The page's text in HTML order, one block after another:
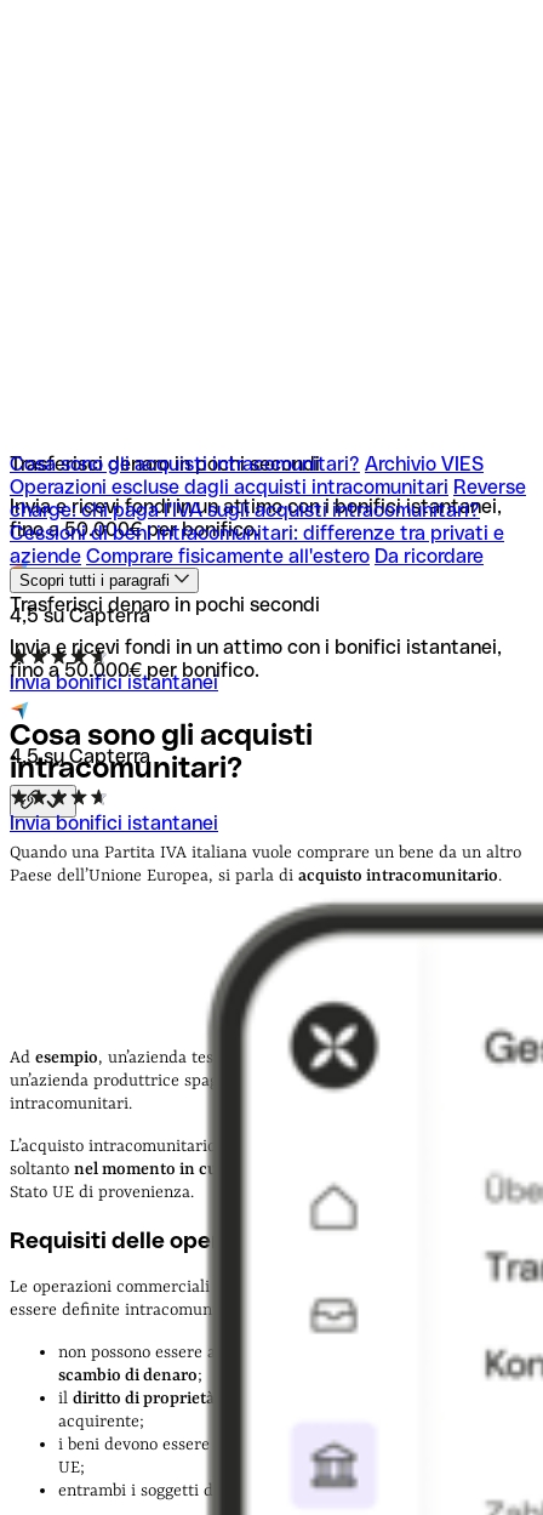
Cosa sono gli acquisti intracomunitari? Archivio VIES
Operazioni escluse dagli acquisti intracomunitari Reverse
charge: chi paga l'IVA sugli acquisti intracomunitari?
Cessioni di beni intracomunitari: differenze tra privati e
aziende Comprare fisicamente all'estero Da ricordare
Scopri tutti i paragrafi
Trasferisci denaro in pochi secondi
Invia e ricevi fondi in un attimo con i bonifici istantanei,
fino a 50.000€ per bonifico.
4,5 su Capterra
Invia bonifici istantanei
Trasferisci denaro in pochi secondi
Invia e ricevi fondi in un attimo con i bonifici istantanei,
fino a 50.000€ per bonifico.
4,5 su Capterra
Invia bonifici istantanei
Cosa sono gli acquisti
intracomunitari?
Quando una Partita IVA italiana vuole comprare un bene da un altro
Paese dell’Unione Europea, si parla di acquisto intracomunitario.
Ad esempio, un’azienda tessile italiana che acquista 3 telai da
un’azienda produttrice spagnola sta effettuando acquisti
intracomunitari.
L’acquisto intracomunitario si considera effettuato ai fini fiscali
soltanto nel momento in cui parte la spedizione delle merci
dallo
Stato UE di provenienza.
Requisiti delle operazioni intracomunitarie
Le operazioni commerciali devono rispettare alcune condizioni per
essere definite intracomunitarie:
non possono essere a titolo gratuito, quindi deve esserci uno
scambio di denaro;
il diritto di proprietà
acquirente;
i beni devono essere
trasportati fisicamente
UE;
entrambi i soggetti devono essereiscritti all’archivio VIES